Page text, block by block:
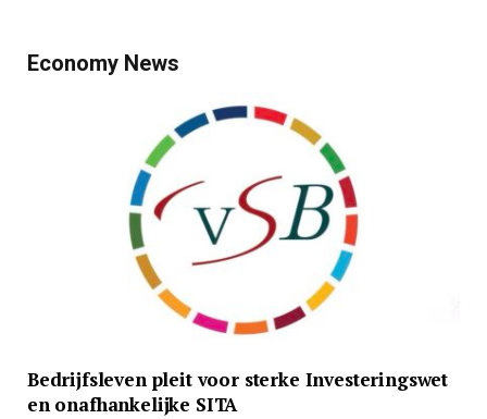
Economy News
Bedrijfsleven pleit voor sterke Investeringswet
en onafhankelijke SITA